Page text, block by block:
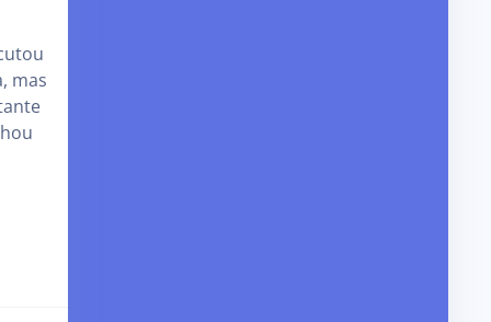
mas